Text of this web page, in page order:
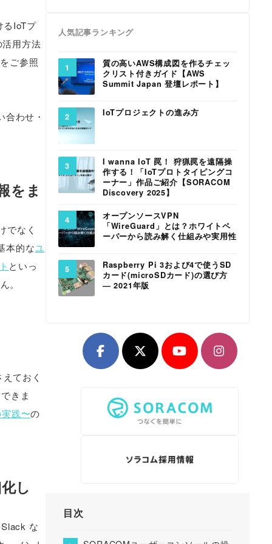
るIoTプ
用方法
をご参照
わせ・
をま
でなく
本的なユ
といっ
。
ておく
きま
践〜の
し
な
人気記事ランキング
質の高いAWS構成図を作るチェッ
クリスト付きガイド【AWS
Summit Japan 登壇レポート】
IoTプロジェクトの進み方
I wanna IoT 罠！ 狩猟罠を遠隔操
作する！「IoTプロトタイピングコ
ーナー」作品ご紹介【SORACOM
Discovery 2025】
オープンソースVPN
「WireGuard」とは？ホワイトペ
ーパーから読み解く仕組みや実用性
Raspberry Pi 3および4で使うSD
カード(microSDカード)の選び方
― 2021年版
目次